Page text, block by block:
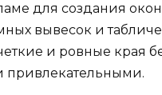
для создания
вывесок и
и ровные края
привлекательными.